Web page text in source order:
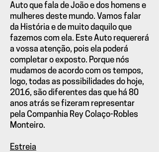
Auto que fala de João e dos homens e
mulheres deste mundo. Vamos falar
da História e de muito daquilo que
fazemos com ela. Este Auto requererá
a vossa atenção, pois ela poderá
completar o exposto. Porque nós
mudamos de acordo com os tempos,
logo, todas as possibilidades do hoje,
2016, são diferentes das que há 80
anos atrás se fizeram representar
pela Companhia Rey Colaço-Robles
Monteiro.
Estreia